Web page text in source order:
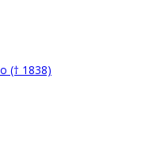
(† 1838)